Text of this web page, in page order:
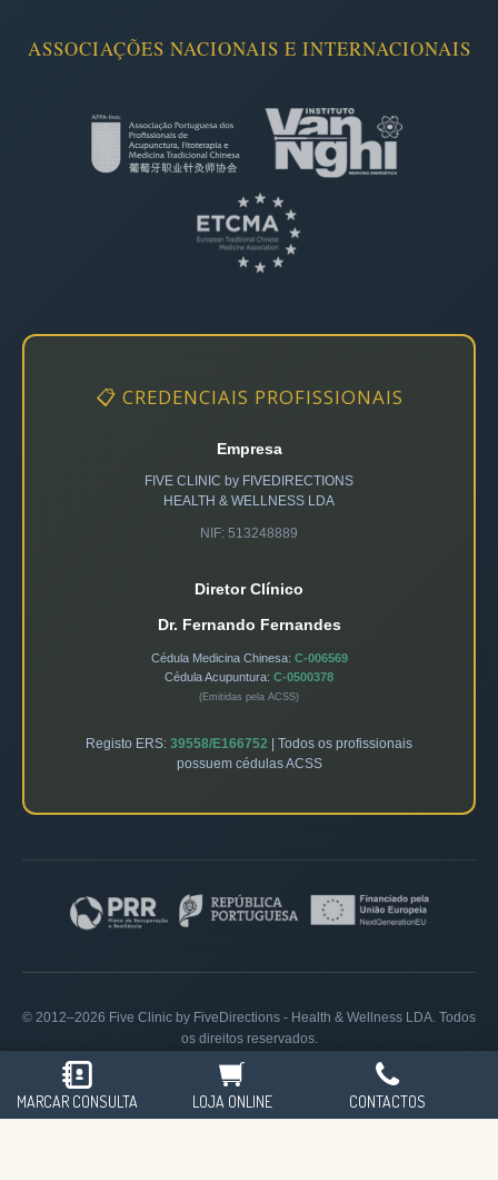
ASSOCIAÇÕES NACIONAIS E INTERNACIONAIS
📋 CREDENCIAIS PROFISSIONAIS
Empresa
FIVE CLINIC by FIVEDIRECTIONS
HEALTH & WELLNESS LDA
NIF: 513248889
Diretor Clínico
Dr. Fernando Fernandes
Cédula Medicina Chinesa: C-006569
Cédula Acupuntura: C-0500378
(Emitidas pela ACSS)
Registo ERS: 39558/E166752 | Todos os profissionais
possuem cédulas ACSS
© 2012–2026 Five Clinic by FiveDirections - Health & Wellness LDA. Todos
os direitos reservados.
Política de Privacidade Livro de Reclamações
MARCAR CONSULTA LOJA ONLINE CONTACTOS